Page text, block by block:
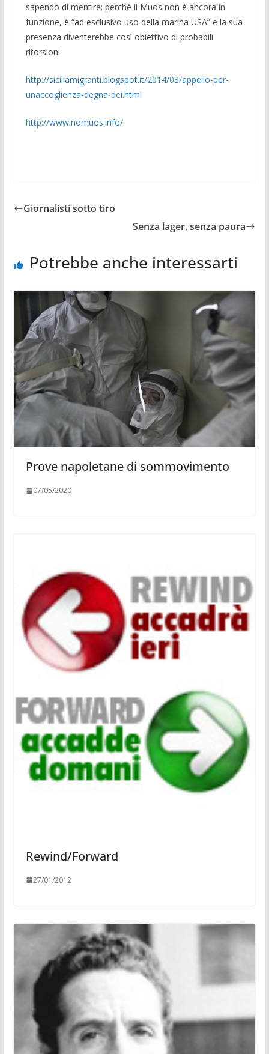
sapendo di mentire: per­chè il Muos non è ancora in
funzione, è “ad esclusivo uso della marina USA” e la sua
presenza diventerebbe così obiettivo di probabili
ritorsioni.
http://siciliamigranti.blogspot.it/2014/08/appello-per-
unaccoglienza-degna-dei.­html
http://www.nomuos.info/
Giornalisti sotto tiro
Senza lager, senza paura
Potrebbe anche interessarti
Prove napoletane di sommovimento
07/05/2020
Rewind/Forward
27/01/2012